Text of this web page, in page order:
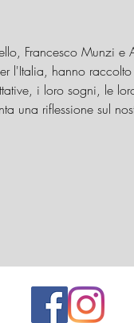
Francesco Munzi e
l'Italia, hanno
i loro sogni, le
una riflessione sul